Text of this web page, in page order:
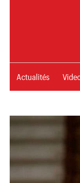
Site
Actualités